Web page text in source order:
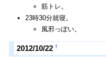
筋トレ。
23時30分就寝。
風邪っぽい。
2012/10/22 †